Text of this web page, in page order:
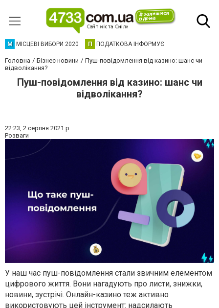
М МІСЦЕВІ ВИБОРИ 2020 П ПОДАТКОВА ІНФОРМУЄ
Головна Бізнес новини
Пуш-повідомлення від казино: шанс чи
відволікання?
Пуш-повідомлення від казино: шанс чи
відволікання?
22:23, 2 серпня 2021 р.
Розваги
У наш час пуш-повідомлення стали звичним елементом
цифрового життя. Вони нагадують про листи, знижки,
новини, зустрічі. Онлайн-казино теж активно
використовують цей інструмент: надсилають